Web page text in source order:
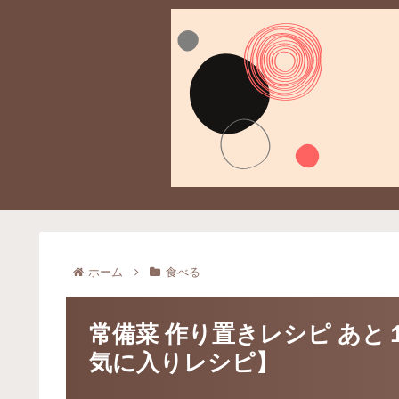
ホーム 食べる
常備菜 作り置きレシピ あと
気に入りレシピ】